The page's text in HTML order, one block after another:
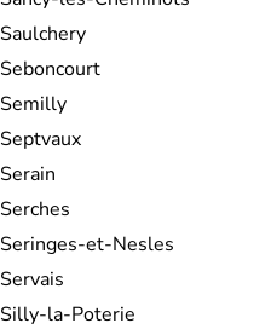
Saulchery
Seboncourt
Semilly
Septvaux
Serain
Serches
Seringes-et-Nesles
Servais
Silly-la-Poterie